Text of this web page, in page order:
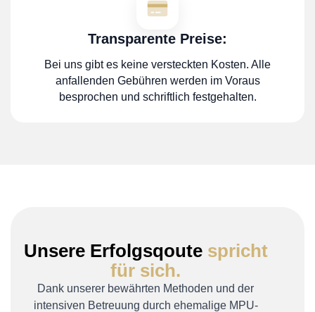
Transparente Preise:
Bei uns gibt es keine versteckten Kosten. Alle
anfallenden Gebühren werden im Voraus
besprochen und schriftlich festgehalten.
Unsere Erfolgsqoutespricht
für sich.
Dank unserer bewährten Methoden und der
intensiven Betreuung durch ehemalige MPU-